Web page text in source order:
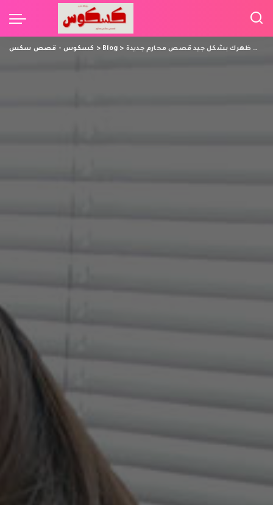
كسكوس - قصص سكس > Blog> اختي سأجلس على افخاذك حتى ادلك ظهرك بشكل جيد قصص محارم جديدة